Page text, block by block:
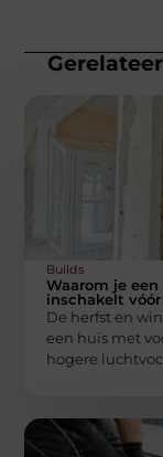
Builds
Waarom je
inschakelt
De herfst en
een huis met
hogere